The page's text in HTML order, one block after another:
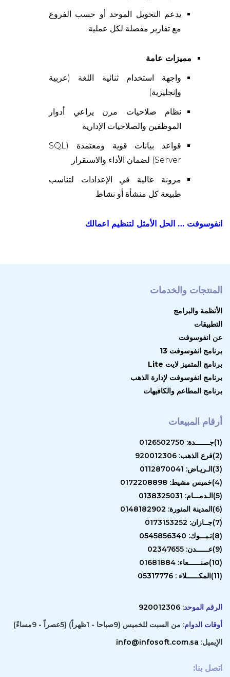
يدعم التحويل الموحد أو حسب الفروع
مع تقارير مفصلة لكل عملية
مميزات عامة
واجهة استخدام ثنائية اللغة (عربية
وإنجليزية)
نظام صلاحيات مرن يراعي أدوار
الموظفين والصلاحيات الإدارية
قواعد بيانات قوية ومعتمدة (SQL
Server) لضمان الأداء والاستقرار
مرونة عالية في الإعدادات لتناسب
طبيعة كل منشأة أو نشاط
انفوسوفت … الحل الأمثل لتنظيم اعمالك
المنتجات والخدمات
الأنظمة والبرامج
التطبيقات
عن انفوسوفت
برنامج انفوسوفت 13
برنامج المتميز لايت Lite
برنامج انفوسوفت لإدارة الذهب
برنامج المطاعم والكافيهات
أرقام المبيعات
(1)جـــــــدة: 0126502750
(2)فرع الذهب: 920012306
(3)الـريـاض: 0112870041
(4)خميس مشيط: 0172208898
(5)الـدمـــام: 0138325031
(6)المدينة المنورة: 0148182902
(7)جــازان: 0173153252
(8)تـبـــوك: 0545856340
(9)عــــــدن: 02347655
(10)صنــــــعاء: 01681884
(11)المكــــــلاء : 05317776
الرقم الموحد:
920012306
أوقات الدوام: من السبت للخميس (9صباحا - 1ظهراً) (5عصراً - 9مساءً)
الإيميل: info@infosoft.com.sa
اتصل بنا: